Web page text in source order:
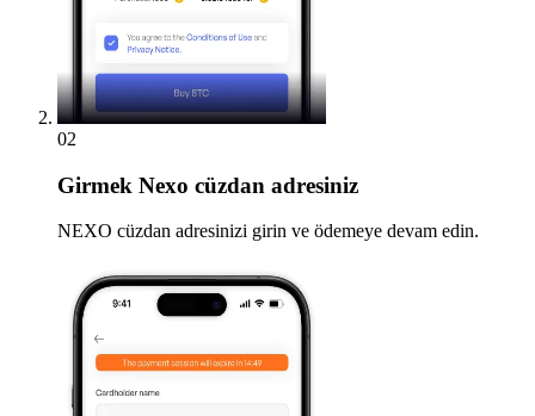
02
Girmek Nexo cüzdan adresiniz
NEXO cüzdan adresinizi girin ve ödemeye devam edin.